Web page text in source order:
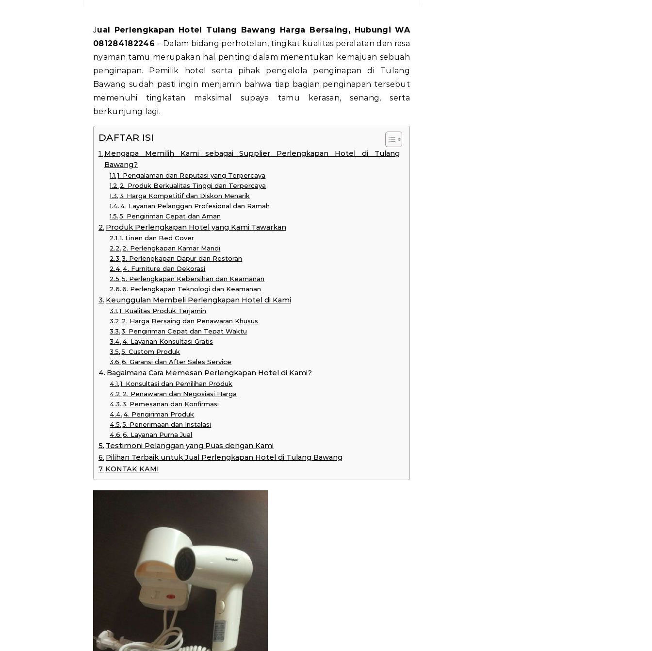
Jual Perlengkapan Hotel Tulang Bawang Harga Bersaing, Hubungi WA
081284182246 – Dalam bidang perhotelan, tingkat kualitas peralatan dan rasa
nyaman tamu merupakan hal penting dalam menentukan kemajuan sebuah
penginapan. Pemilik hotel serta pihak pengelola penginapan di Tulang
Bawang sudah pasti ingin menjamin bahwa tiap bagian penginapan tersebut
memenuhi tingkatan maksimal supaya tamu kerasan, senang, serta
berkunjung lagi.
DAFTAR ISI
Mengapa Memilih Kami sebagai Supplier Perlengkapan Hotel di Tulang
Bawang?
1. Pengalaman dan Reputasi yang Terpercaya
2. Produk Berkualitas Tinggi dan Terpercaya
3. Harga Kompetitif dan Diskon Menarik
4. Layanan Pelanggan Profesional dan Ramah
5. Pengiriman Cepat dan Aman
Produk Perlengkapan Hotel yang Kami Tawarkan
1. Linen dan Bed Cover
2. Perlengkapan Kamar Mandi
3. Perlengkapan Dapur dan Restoran
4. Furniture dan Dekorasi
5. Perlengkapan Kebersihan dan Keamanan
6. Perlengkapan Teknologi dan Keamanan
Keunggulan Membeli Perlengkapan Hotel di Kami
1. Kualitas Produk Terjamin
2. Harga Bersaing dan Penawaran Khusus
3. Pengiriman Cepat dan Tepat Waktu
4. Layanan Konsultasi Gratis
5. Custom Produk
6. Garansi dan After Sales Service
Bagaimana Cara Memesan Perlengkapan Hotel di Kami?
1. Konsultasi dan Pemilihan Produk
2. Penawaran dan Negosiasi Harga
3. Pemesanan dan Konfirmasi
4. Pengiriman Produk
5. Penerimaan dan Instalasi
6. Layanan Purna Jual
Testimoni Pelanggan yang Puas dengan Kami
Pilihan Terbaik untuk Jual Perlengkapan Hotel di Tulang Bawang
KONTAK KAMI